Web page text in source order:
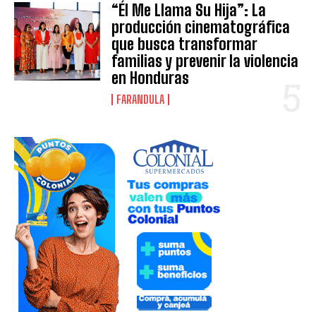
“Él Me Llama Su Hija”: La
producción cinematográfica
que busca transformar
familias y prevenir la violencia
en Honduras
FARANDULA